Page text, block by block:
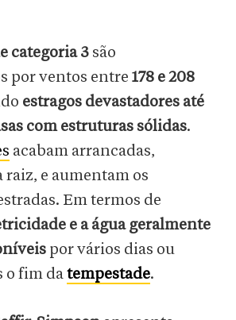
categoria 3 são
por ventos entre 178 e 208
estragos devastadores até
com estruturas sólidas.
acabam arrancadas,
e aumentam os
Em termos de
e a água geralmente
por vários dias ou
o fim datempestade.